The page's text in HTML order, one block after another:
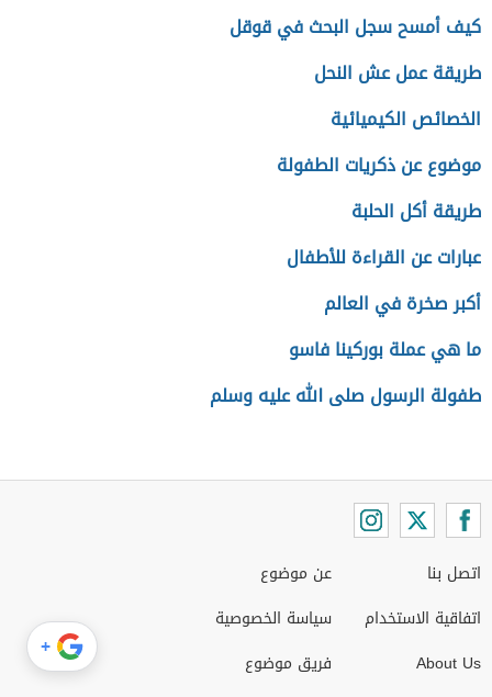
كيف أمسح سجل البحث في قوقل
طريقة عمل عش النحل
الخصائص الكيميائية
موضوع عن ذكريات الطفولة
طريقة أكل الحلبة
عبارات عن القراءة للأطفال
أكبر صخرة في العالم
ما هي عملة بوركينا فاسو
طفولة الرسول صلى الله عليه وسلم
اتصل بنا
اتفاقية الاستخدام
About Us
عن موضوع
سياسة الخصوصية
فريق موضوع
+